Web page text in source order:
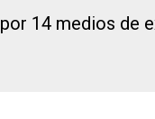
14 medios de